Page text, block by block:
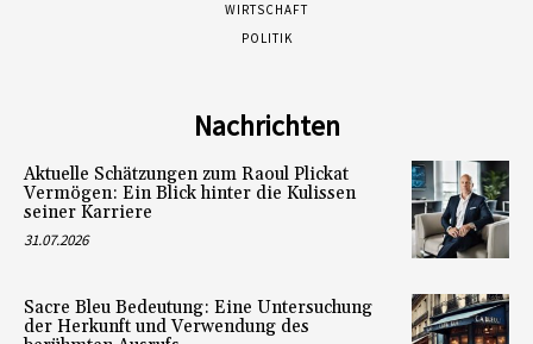
WIRTSCHAFT
POLITIK
Nachrichten
Aktuelle Schätzungen zum Raoul Plickat
Vermögen: Ein Blick hinter die Kulissen
seiner Karriere
31.07.2026
Sacre Bleu Bedeutung: Eine Untersuchung
der Herkunft und Verwendung des